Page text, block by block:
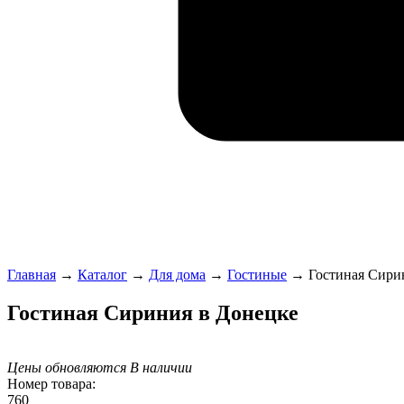
Главная → Каталог → Для дома → Гостиные → Гостиная
Гостиная Сириния в Донецке
Цены обновляются В наличии
Номер товара:
760